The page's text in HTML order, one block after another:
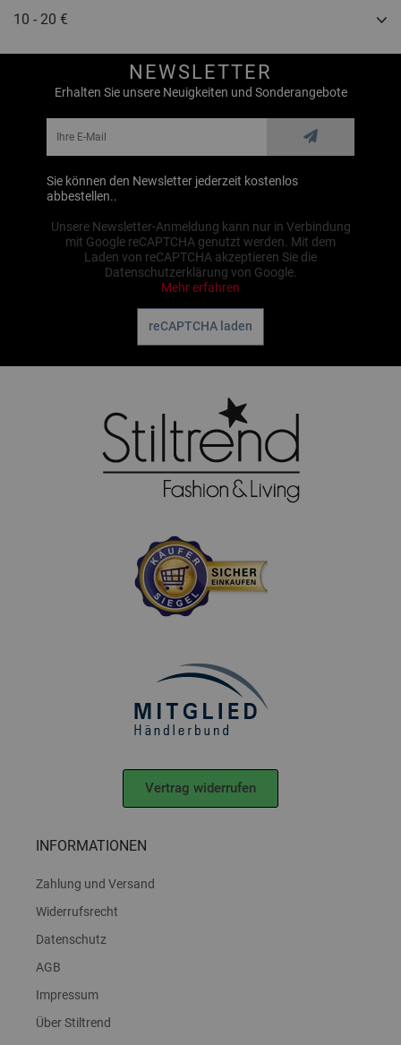
10 - 20 €
NEWSLETTER
Erhalten Sie unsere Neuigkeiten und Sonderangebote
Sie können den Newsletter jederzeit kostenlos
abbestellen..
Unsere Newsletter-Anmeldung kann nur in Verbindung
mit Google reCAPTCHA genutzt werden. Mit dem
Laden von reCAPTCHA akzeptieren Sie die
Datenschutzerklärung von Google.
Mehr erfahren
reCAPTCHA laden
Vertrag widerrufen
INFORMATIONEN
Zahlung und Versand
Widerrufsrecht
Datenschutz
AGB
Impressum
Über Stiltrend